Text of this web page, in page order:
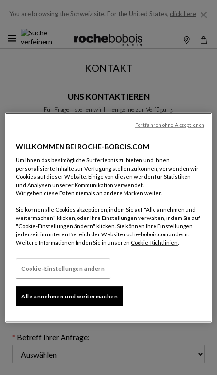
You are browsing the Schweiz site. For the United States, click here
KONTAKT
UNS KONTAKTIEREN
Für Fragen stehen wir Ihnen gerne zur Verfügung.
Name:
Vorname:
Telefonnummer: (fakultativ)
Betreff Ihrer Anfrage:
WILLKOMMEN BEI ROCHE-BOBOIS.COM
Um Ihnen das bestmögliche Surferlebnis zu bieten und Ihnen
personalisierte Inhalte zur Verfügung stellen zu können, verwenden wir
Cookies auf dieser Website. Einige von diesen werden für Statistiken
und Analysen unserer Kommunikation verwendet.
Wir geben diese Daten niemals an andere Marken weiter.
Sie können alle Cookies akzeptieren, indem Sie auf "Alle annehmen und
weitermachen" klicken, oder Ihre Einstellungen verwalten, indem Sie auf
"Cookie-Einstellungen ändern" klicken. Sie können Ihre Einstellungen
jederzeit im unteren Bereich der Website roche-bobois.com ändern.
Weitere Informationen finden Sie in unseren Cookie-Richtlinien
Cookie-Einstellungen ändern
Alle annehmen und weitermachen
Fortfahren ohne Akzeptieren